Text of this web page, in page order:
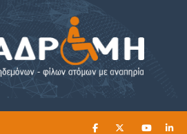
ΔΙΑΒΑΣΤΕ ΕΔΩ ►